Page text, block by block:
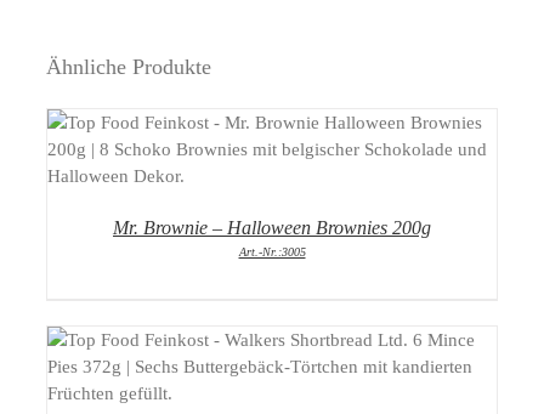
Ähnliche Produkte
DETAILS
Mr. Brownie – Halloween Brownies 200g
Art.-Nr.:3005
DETAILS